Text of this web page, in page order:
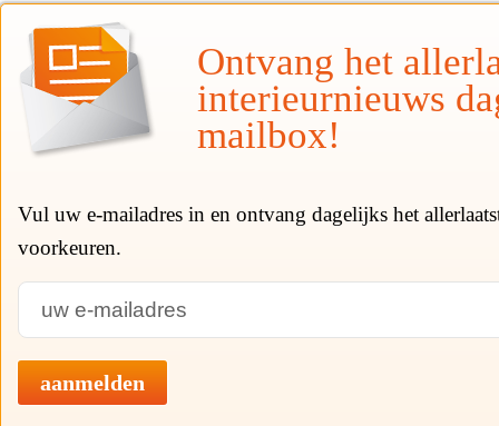
Ontvang het
interieurnieuws
mailbox!
Vul uw e-mailadres in en ontvang dagelijks het
voorkeuren.
aanmelden